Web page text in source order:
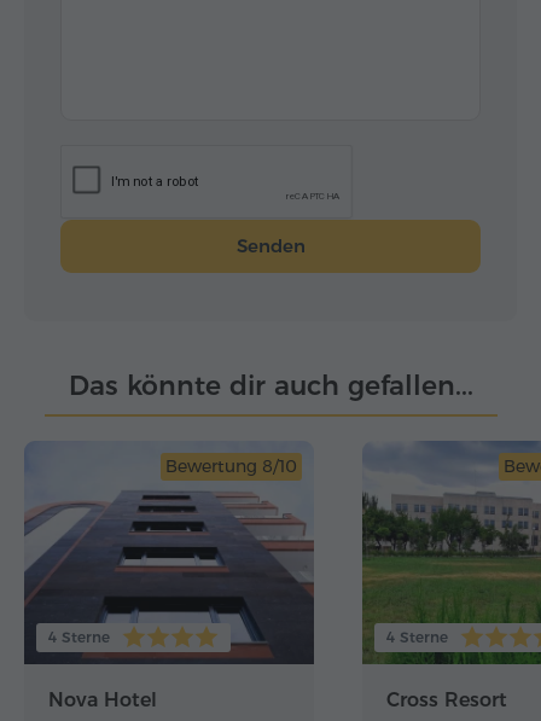
Senden
Das könnte dir auch gefallen...
Bewertung 8/10
4 Sterne
Nova Hotel
4 Sterne
Cross Resort